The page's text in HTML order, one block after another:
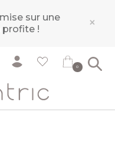
sur une
profite ! ×
0